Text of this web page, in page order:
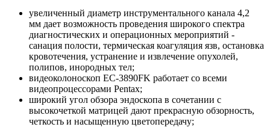
увеличенный диаметр инструментального канала 4,2
мм дает возможность проведения широкого спектра
диагностических и операционных мероприятий -
санация полости, термическая коагуляция язв, остановка
кровотечения, устранение и извлечение опухолей,
полипов, инородных тел;
видеоколоноскоп EC-3890FK работает со всеми
видеопроцессорами Pentax;
широкий угол обзора эндоскопа в сочетании с
высокочеткой матрицей дают прекрасную обзорность,
четкость и насыщенную цветопередачу;